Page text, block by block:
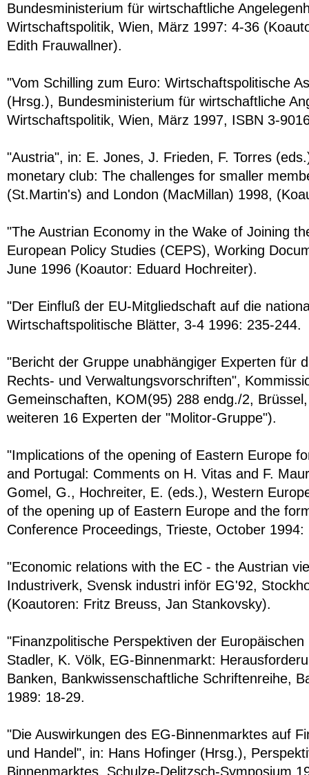
Bundesministerium für wirtschaftliche
Wirtschaftspolitik, Wien, März 1997: 4-36
Edith Frauwallner).
"Vom Schilling zum Euro: Wirtschaftspolitische
(Hrsg.), Bundesministerium für wirtschaftliche
Wirtschaftspolitik, Wien, März 1997, ISBN 3-
"Austria", in: E. Jones, J. Frieden, F. Torres
monetary club: The challenges for smaller
(St.Martin's) and London (MacMillan) 1998,
"The Austrian Economy in the Wake of Joining
European Policy Studies (CEPS), Working
June 1996 (Koautor: Eduard Hochreiter).
"Der Einfluß der EU-Mitgliedschaft auf die
Wirtschaftspolitische Blätter, 3-4 1996: 235-244.
"Bericht der Gruppe unabhängiger Experten für
Rechts- und Verwaltungsvorschriften",
Gemeinschaften, KOM(95) 288 endg./2,
weiteren 16 Experten der "Molitor-Gruppe").
"Implications of the opening of Eastern Europe
and Portugal: Comments on H. Vitas and F.
Gomel, G., Hochreiter, E. (eds.), Western
of the opening up of Eastern Europe and the
Conference Proceedings, Trieste, October 1994:
"Economic relations with the EC - the Austrian
Industriverk, Svensk industri inför EG'92,
(Koautoren: Fritz Breuss, Jan Stankovsky).
"Finanzpolitische Perspektiven der
Stadler, K. Völk, EG-Binnenmarkt:
Banken, Bankwissenschaftliche Schriftenreihe,
1989: 18-29.
"Die Auswirkungen des EG-Binnenmarktes auf
und Handel", in: Hans Hofinger (Hrsg.),
Binnenmarktes, Schulze-Delitzsch-Symposium